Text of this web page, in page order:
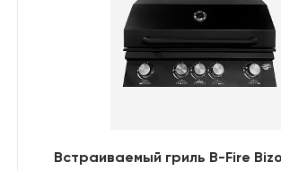
Встраиваемый гриль B-Fire